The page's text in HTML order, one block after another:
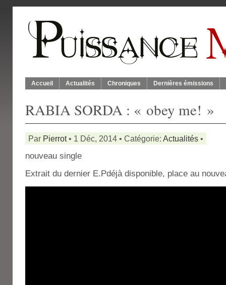
Accueil Actualités Chroniques Dernières émissions
RABIA SORDA : « obey me! »
Par Pierrot• 1 Déc, 2014 • Catégorie: Actualités •
nouveau single
Extrait du dernier E.Pdéjà disponible, place au